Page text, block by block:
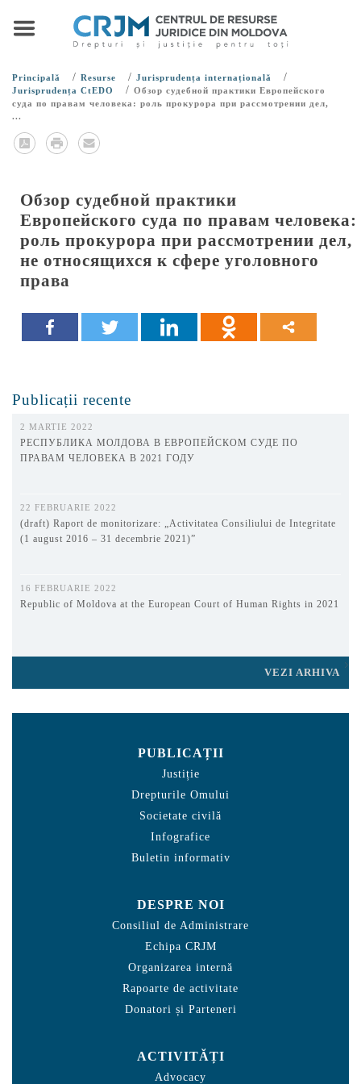
Principală / Resurse / Jurisprudența internațională /
Jurisprudența CtEDO / Обзор судебной практики Европейского
суда по правам человека: роль прокурора при рассмотрении дел,
...
Обзор судебной практики
Европейского суда по правам человека:
роль прокурора при рассмотрении дел,
не относящихся к сфере уголовного
права
Publicații recente
2 MARTIE 2022
РЕСПУБЛИКА МОЛДОВА В ЕВРОПЕЙСКОМ СУДЕ ПО
ПРАВАМ ЧЕЛОВЕКА В 2021 ГОДУ
22 FEBRUARIE 2022
(draft) Raport de monitorizare: „Activitatea Consiliului de Integritate
(1 august 2016 – 31 decembrie 2021)”
16 FEBRUARIE 2022
Republic of Moldova at the European Court of Human Rights in 2021
VEZI ARHIVA
PUBLICAȚII
Justiție
Drepturile Omului
Societate civilă
Infografice
Buletin informativ
DESPRE NOI
Consiliul de Administrare
Echipa CRJM
Organizarea internă
Rapoarte de activitate
Donatori și Parteneri
ACTIVITĂȚI
Advocacy